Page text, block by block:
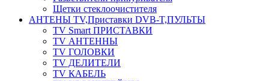
Щетки стеклоочистителя
АНТЕНЫ ТV,Приставки DVB-T,ПУЛЬТЫ
TV Smart ПРИСТАВКИ
TV АНТЕННЫ
TV ГОЛОВКИ
TV ДЕЛИТЕЛИ
TV КАБЕЛЬ